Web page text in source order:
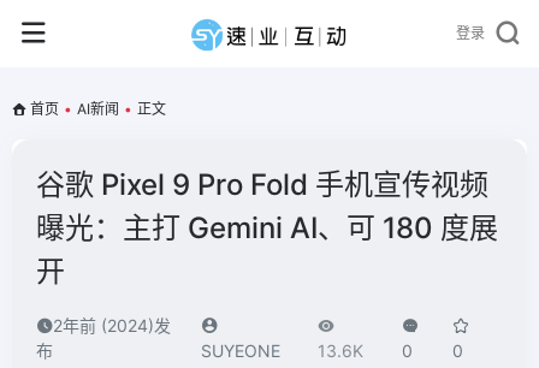
登录
首页 • AI新闻 • 正文
谷歌 Pixel 9 Pro Fold 手机宣传视频
曝光：主打 Gemini AI、可 180 度展
开
2年前 (2024)发
布
SUYEONE 13.6K 0 0